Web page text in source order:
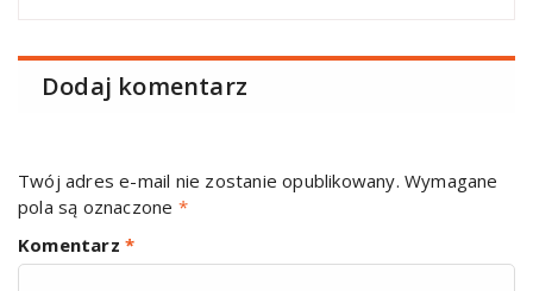
Dodaj komentarz
Twój adres e-mail nie zostanie opublikowany. Wymagane
pola są oznaczone *
Komentarz *